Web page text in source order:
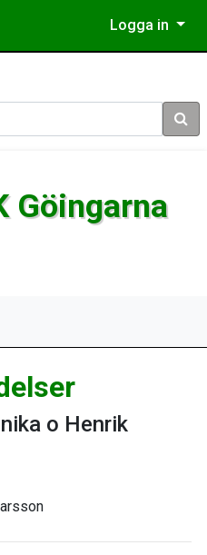
Logga in
Sök
Göingarna
o Henrik